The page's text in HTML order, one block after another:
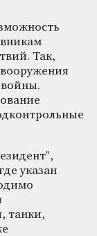
Так,
указан
танки,